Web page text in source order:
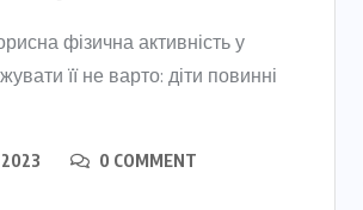
фізична активність у
її не варто: діти повинні
0 COMMENT
для дитини? 9+